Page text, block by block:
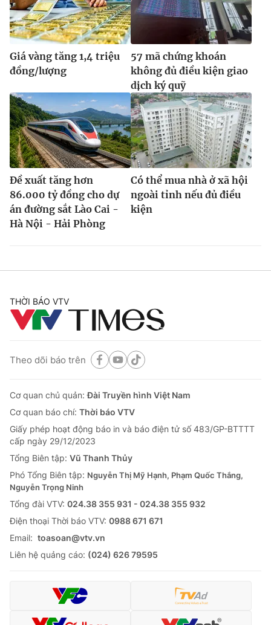
Giá vàng tăng 1,4 triệu
đồng/lượng
57 mã chứng khoán
không đủ điều kiện giao
dịch ký quỹ
Đề xuất tăng hơn
86.000 tỷ đồng cho dự
án đường sắt Lào Cai -
Hà Nội - Hải Phòng
Có thể mua nhà ở xã hội
ngoài tỉnh nếu đủ điều
kiện
THỜI BÁO VTV
Theo dõi báo trên
Cơ quan chủ quản:Đài Truyền hình Việt Nam
Cơ quan báo chí: Thời báo VTV
Giấy phép hoạt động báo in và báo điện tử số 483/GP-BTTTT
cấp ngày 29/12/2023
Tổng Biên tập: Vũ Thanh Thủy
Phó Tổng Biên tập: Nguyễn Thị Mỹ Hạnh, Phạm Quốc Thắng,
Nguyễn Trọng Ninh
Tổng đài VTV: 024.38 355 931 - 024.38 355 932
Ðiện thoại Thời báo VTV: 0988 671 671
Email: toasoan@vtv.vn
Liên hệ quảng cáo: (024) 626 79595